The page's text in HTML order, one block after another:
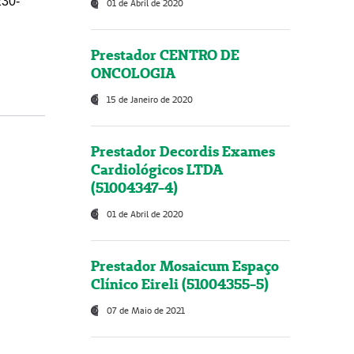
01 de Abril de 2020
Prestador CENTRO DE
ONCOLOGIA
15 de Janeiro de 2020
Prestador Decordis Exames
Cardiológicos LTDA
(51004347-4)
01 de Abril de 2020
Prestador Mosaicum Espaço
Clínico Eireli (51004355-5)
07 de Maio de 2021